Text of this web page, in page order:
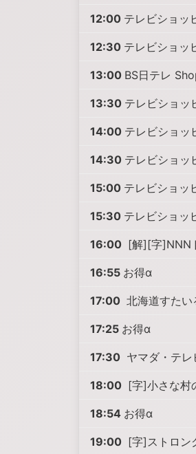
12:00 テレビショッ
12:30 テレビショッ
13:00 BS日テレ
13:30 テレビショッ
14:00 テレビショッ
14:30 テレビショッ
15:00 テレビショッ
15:30 テレビショッ
16:00 [解][字]NNN
16:55 お得α
17:00 北海道すた
17:25 お得α
17:30 ヤマダ・テ
18:00 [字]小さな
18:54 お得α
19:00 [字]ストロン